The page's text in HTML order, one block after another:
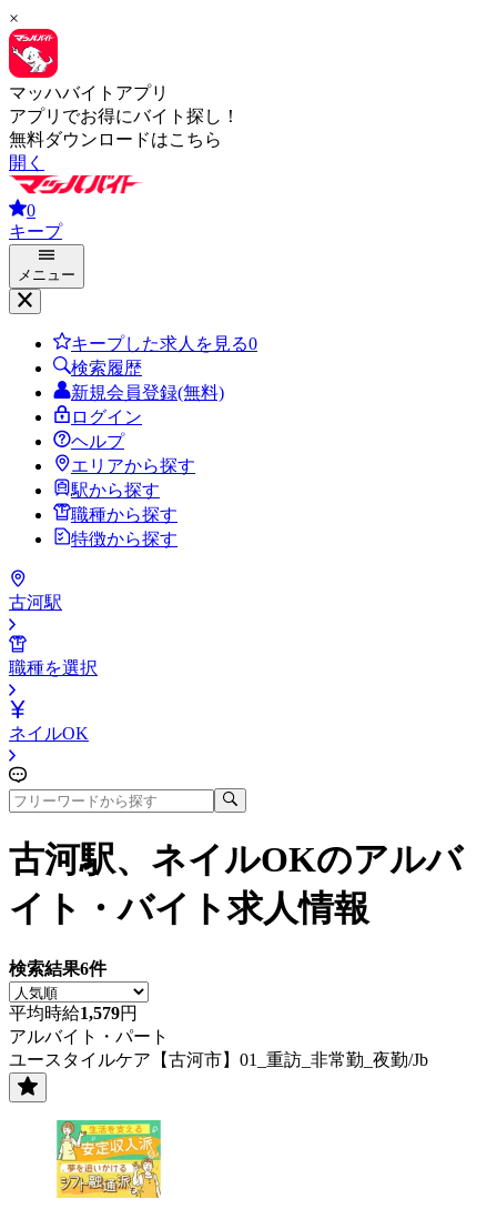
×
マッハバイトアプリ
アプリでお得にバイト探し！
無料ダウンロードはこちら
開く
0
キープ
メニュー
キープした求人を見る0
検索履歴
新規会員登録(無料)
ログイン
ヘルプ
エリアから探す
駅から探す
職種から探す
特徴から探す
古河駅
職種を選択
ネイルOK
古河駅、ネイルOKのアルバ
イト・バイト求人情報
検索結果6件
平均時給1,579円
アルバイト・パート
ユースタイルケア【古河市】01_重訪_非常勤_夜勤/Jb